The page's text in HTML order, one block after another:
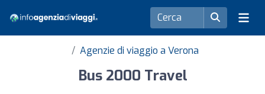
Agenzie di viaggio a Verona
Bus 2000 Travel